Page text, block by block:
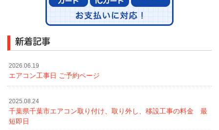
新着記事
2026.06.19
エアコン工事日 ご予約ページ
2025.08.24
千葉県千葉市エアコン取り付け、取り外し、移設工事の料金 最
短即日